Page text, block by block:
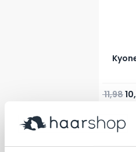
Normale
11,98
-23%